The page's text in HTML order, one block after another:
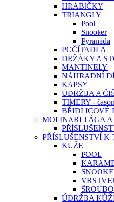
HRABIČKY
TRIANGLY
Pool
Snooker
Pyramida
POČÍTADLA
DRŽÁKY A
MANTINELY
NÁHRADNÍ
KAPSY
ÚDRŽBA A
TIMERY -
BŘIDLICOVÉ
MOLINARI TÁGA A
PŘÍSLUŠENSTVÍ K
KŮŽE
POOL
ÚDRŽBA